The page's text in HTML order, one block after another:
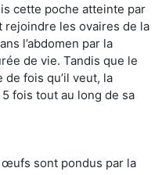
cette poche atteinte par
les ovaires de la
l’abdomen par la
de vie. Tandis que le
de fois qu’il veut, la
fois tout au long de sa
œufs sont pondus par la